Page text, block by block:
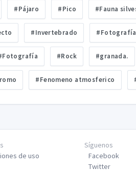
#Pájaro #Pico #Fauna
#Invertebrado
#Rock #granada.
#Fenomeno atmosferico
de uso
Síguenos
Facebook
Twitter